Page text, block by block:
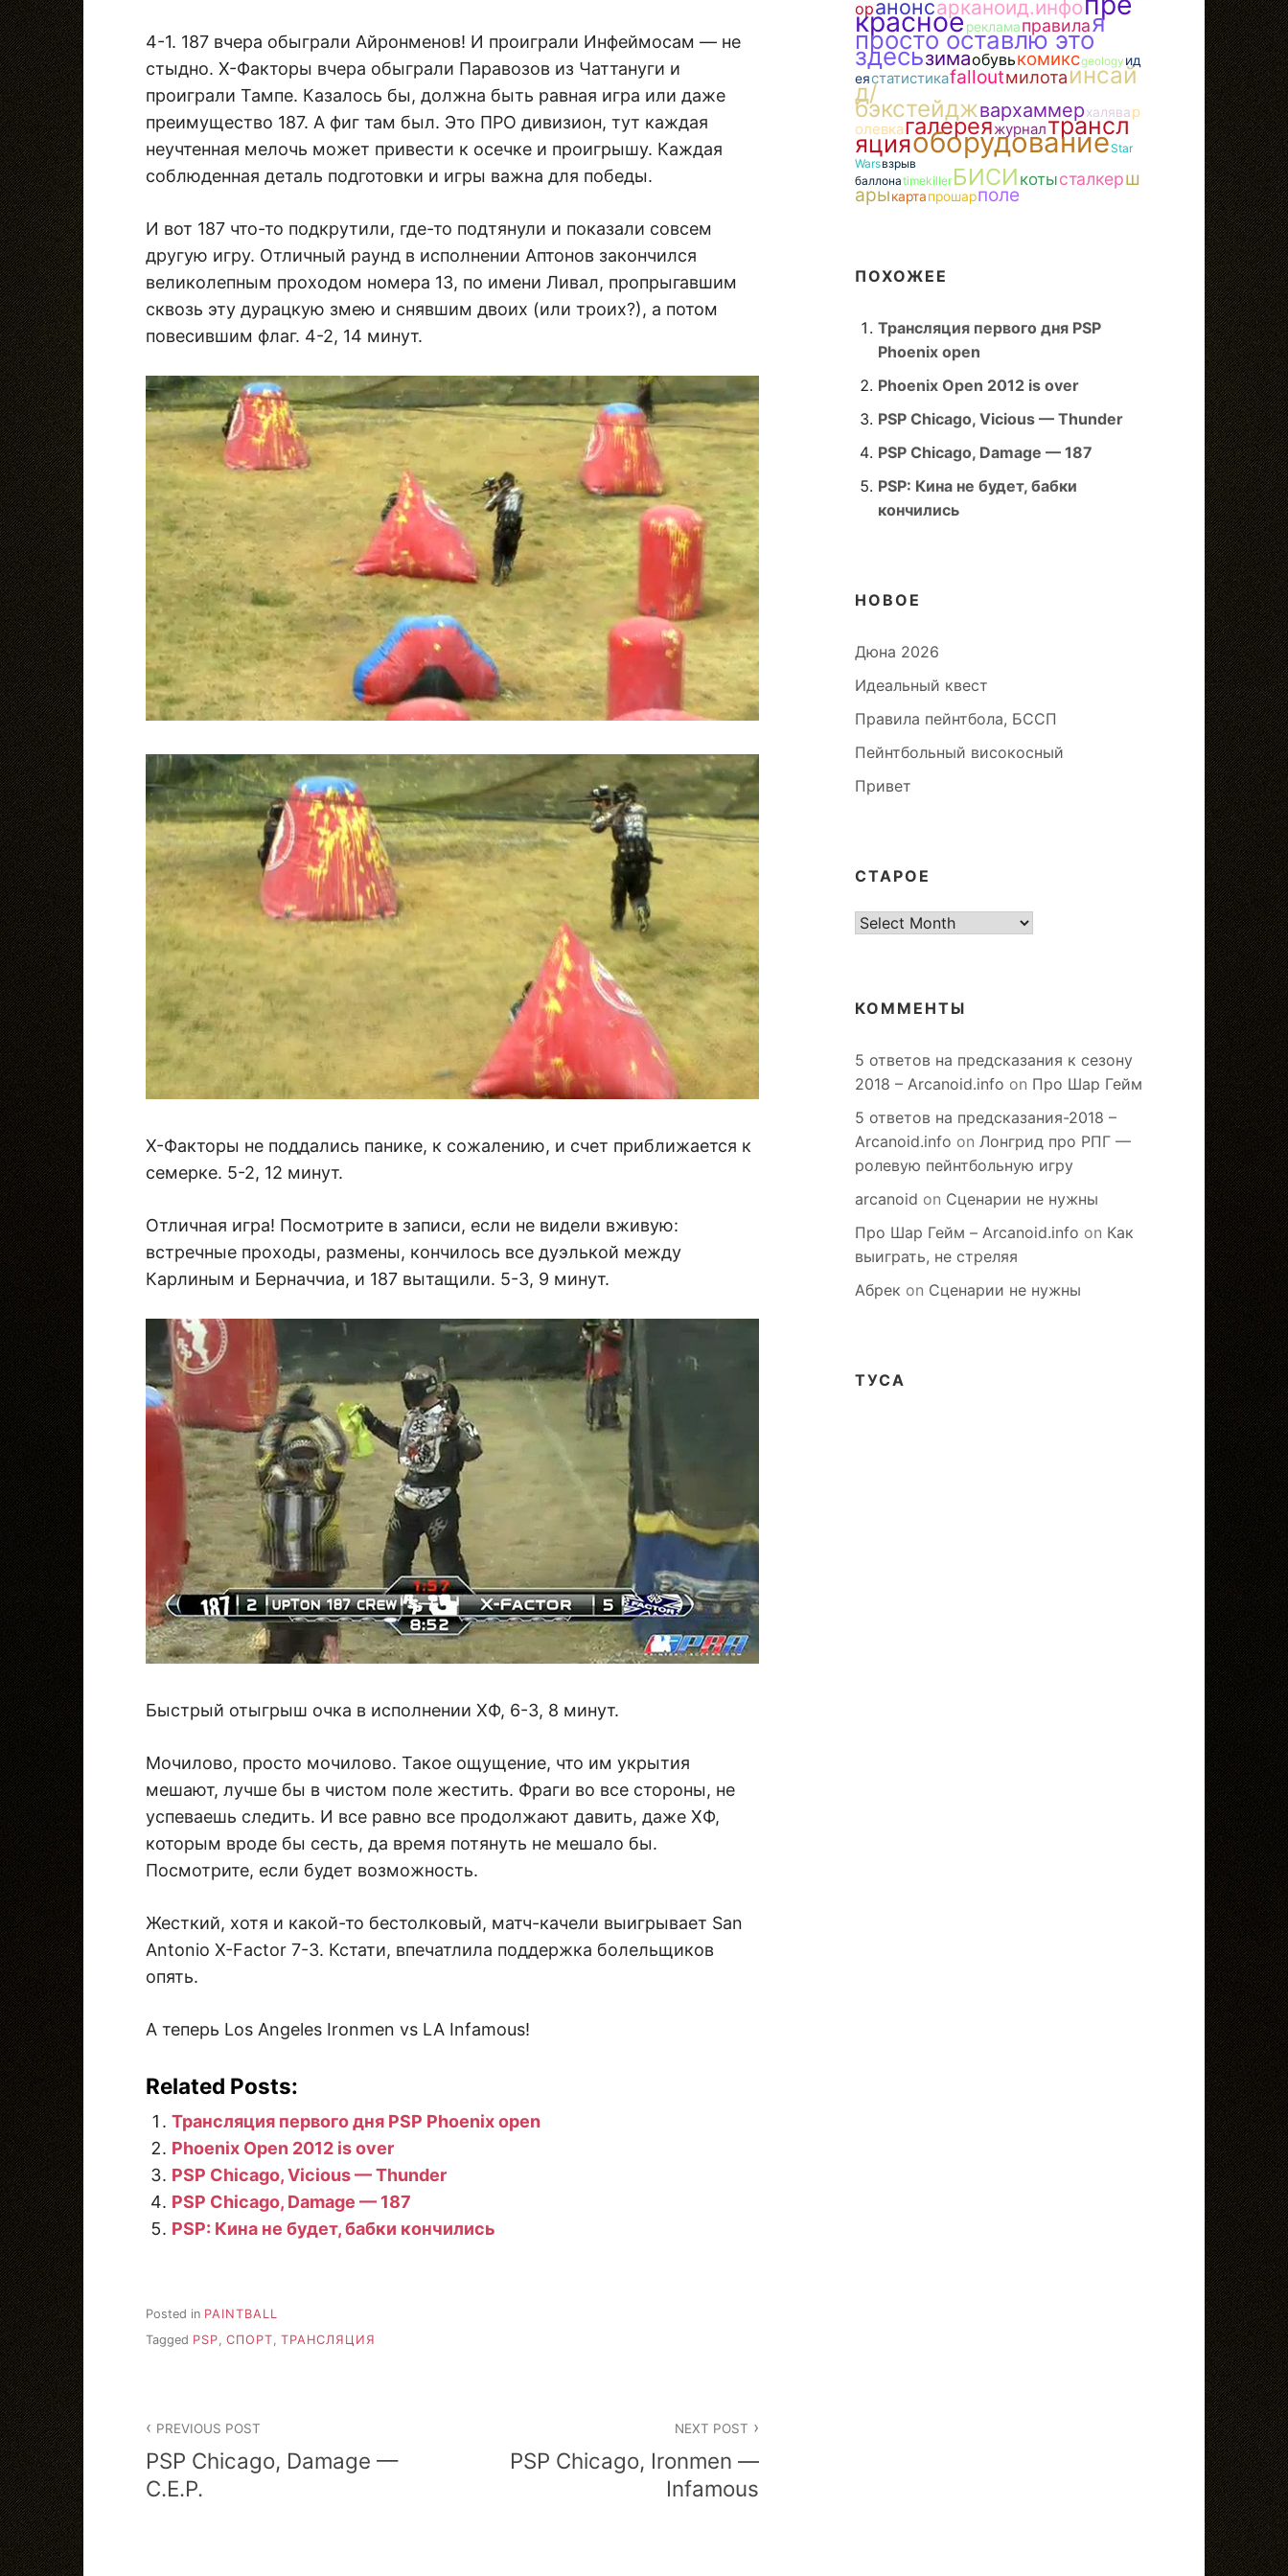
4-1. 187 вчера обыграли Айронменов! И проиграли Инфеймосам — не
стыдно. Х-Факторы вчера обыграли Паравозов из Чаттануги и
проиграли Тампе. Казалось бы, должна быть равная игра или даже
преимущество 187. А фиг там был. Это ПРО дивизион, тут каждая
неучтенная мелочь может привести к осечке и проигрышу. Каждая
соблюденная деталь подготовки и игры важна для победы.
И вот 187 что-то подкрутили, где-то подтянули и показали совсем
другую игру. Отличный раунд в исполнении Аптонов закончился
великолепным проходом номера 13, по имени Ливал, пропрыгавшим
сквозь эту дурацкую змею и снявшим двоих (или троих?), а потом
повесившим флаг. 4-2, 14 минут.
Х-Факторы не поддались панике, к сожалению, и счет приближается к
семерке. 5-2, 12 минут.
Отличная игра! Посмотрите в записи, если не видели вживую:
встречные проходы, размены, кончилось все дуэлькой между
Карлиным и Берначчиа, и 187 вытащили. 5-3, 9 минут.
Быстрый отыгрыш очка в исполнении ХФ, 6-3, 8 минут.
Мочилово, просто мочилово. Такое ощущение, что им укрытия
мешают, лучше бы в чистом поле жестить. Фраги во все стороны, не
успеваешь следить. И все равно все продолжают давить, даже ХФ,
которым вроде бы сесть, да время потянуть не мешало бы.
Посмотрите, если будет возможность.
Жесткий, хотя и какой-то бестолковый, матч-качели выигрывает San
Antonio X-Factor 7-3. Кстати, впечатлила поддержка болельщиков
опять.
А теперь Los Angeles Ironmen vs LA Infamous!
Related Posts:
Трансляция первого дня PSP Phoenix open
Phoenix Open 2012 is over
PSP Chicago, Vicious — Thunder
PSP Chicago, Damage — 187
PSP: Кина не будет, бабки кончились
Posted in PAINTBALL
Tagged PSP СПОРТ ТРАНСЛЯЦИЯ
navigation
PREVIOUS POST
PSP Chicago, Damage —
C.E.P.
NEXT POST
PSP Chicago, Ironmen —
Infamous
оранонсарканоид.инфо
красноерекламаправилая
просто оставлю это
здесьзимаобувькомиксgeology ид
еястатистикаfalloutмилотаинсай
д/
бэкстейджвархаммерхалявар
олевкагалереяжурналтрансл
яцияоборудованиеStar
Warsвзрыв
баллонаtimekiller БИСИ котысталкерш
арыкартапрошарполе
ПОХОЖЕЕ
Трансляция первого дня PSP
Phoenix open
Phoenix Open 2012 is over
PSP Chicago, Vicious — Thunder
PSP Chicago, Damage — 187
PSP: Кина не будет, бабки
кончились
НОВОЕ
Дюна 2026
Идеальный квест
Правила пейнтбола, БССП
Пейнтбольный високосный
Привет
СТАРОЕ
старое
КОММЕНТЫ
5 ответов на предсказания к сезону
2018 – Arcanoid.info on Про Шар Гейм
5 ответов на предсказания-2018 –
Arcanoid.info on Лонгрид про РПГ —
ролевую пейнтбольную игру
arcanoid on Сценарии не нужны
Про Шар Гейм – Arcanoid.info on Как
выиграть, не стреляя
Абрек on Сценарии не нужны
ТУСА